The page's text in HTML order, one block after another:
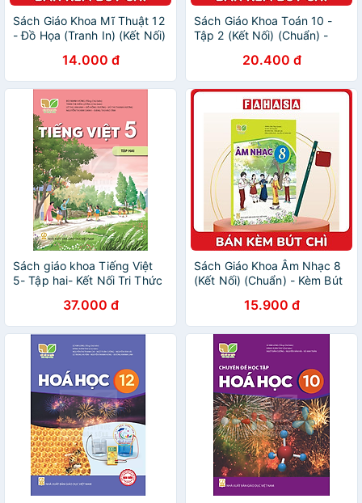
Sách Giáo Khoa Mĩ Thuật 12
- Đồ Họa (Tranh In) (Kết Nối)
14.000 đ
Sách Giáo Khoa Toán 10 -
Tập 2 (Kết Nối) (Chuẩn) -
20.400 đ
Sách giáo khoa Tiếng Việt
5- Tập hai- Kết Nối Tri Thức
nilong bao sách, nhãn tên)
37.000 đ
Sách Giáo Khoa Âm Nhạc 8
(Kết Nối) (Chuẩn) - Kèm Bút
15.900 đ